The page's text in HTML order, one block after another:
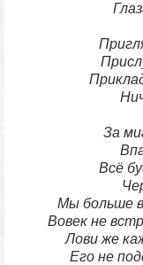
За
Всё
Мы больше
Вовек не
Лови же
Его не